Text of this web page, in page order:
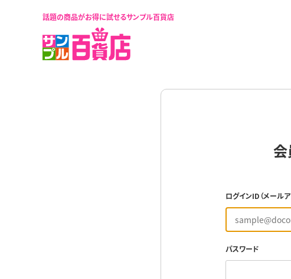
話題の商品がお得に試せるサンプル百貨店
ログインID（メールア
パスワード